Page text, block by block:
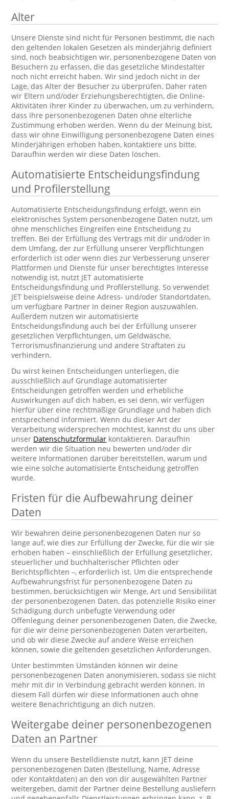
Alter
Unsere Dienste sind nicht für Personen bestimmt, die nach
den geltenden lokalen Gesetzen als minderjährig definiert
sind, noch beabsichtigen wir, personenbezogene Daten von
Besuchern zu erfassen, die das gesetzliche Mindestalter
noch nicht erreicht haben. Wir sind jedoch nicht in der
Lage, das Alter der Besucher zu überprüfen. Daher raten
wir Eltern und/oder Erziehungsberechtigten, die Online-
Aktivitäten ihrer Kinder zu überwachen, um zu verhindern,
dass ihre personenbezogenen Daten ohne elterliche
Zustimmung erhoben werden. Wenn du der Meinung bist,
dass wir ohne Einwilligung personenbezogene Daten eines
Minderjährigen erhoben haben, kontaktiere uns bitte.
Daraufhin werden wir diese Daten löschen.
Automatisierte Entscheidungsfindung
und Profilerstellung
Automatisierte Entscheidungsfindung erfolgt, wenn ein
elektronisches System personenbezogene Daten nutzt, um
ohne menschliches Eingreifen eine Entscheidung zu
treffen. Bei der Erfüllung des Vertrags mit dir und/oder in
dem Umfang, der zur Erfüllung unserer Verpflichtungen
erforderlich ist oder wenn dies zur Verbesserung unserer
Plattformen und Dienste für unser berechtigtes Interesse
notwendig ist, nutzt JET automatisierte
Entscheidungsfindung und Profilerstellung. So verwendet
JET beispielsweise deine Adress- und/oder Standortdaten,
um verfügbare Partner in deiner Region auszuwählen.
Außerdem nutzen wir automatisierte
Entscheidungsfindung auch bei der Erfüllung unserer
gesetzlichen Verpflichtungen, um Geldwäsche,
Terrorismusfinanzierung und andere Straftaten zu
verhindern.
Du wirst keinen Entscheidungen unterliegen, die
ausschließlich auf Grundlage automatisierter
Entscheidungen getroffen werden und erhebliche
Auswirkungen auf dich haben, es sei denn, wir verfügen
hierfür über eine rechtmäßige Grundlage und haben dich
entsprechend informiert. Wenn du dieser Art der
Verarbeitung widersprechen möchtest, kannst du uns über
unser Datenschutzformular kontaktieren. Daraufhin
werden wir die Situation neu bewerten und/oder dir
weitere Informationen darüber bereitstellen, warum und
wie eine solche automatisierte Entscheidung getroffen
wurde.
Fristen für die Aufbewahrung deiner
Daten
Wir bewahren deine personenbezogenen Daten nur so
lange auf, wie dies zur Erfüllung der Zwecke, für die wir sie
erhoben haben – einschließlich der Erfüllung gesetzlicher,
steuerlicher und buchhalterischer Pflichten oder
Berichtspflichten –, erforderlich ist. Um die entsprechende
Aufbewahrungsfrist für personenbezogene Daten zu
bestimmen, berücksichtigen wir Menge, Art und Sensibilität
der personenbezogenen Daten, das potenzielle Risiko einer
Schädigung durch unbefugte Verwendung oder
Offenlegung deiner personenbezogenen Daten, die Zwecke,
für die wir deine personenbezogenen Daten verarbeiten,
und ob wir diese Zwecke auf andere Weise erreichen
können, sowie die geltenden gesetzlichen Anforderungen.
Unter bestimmten Umständen können wir deine
personenbezogenen Daten anonymisieren, sodass sie nicht
mehr mit dir in Verbindung gebracht werden können. In
diesem Fall dürfen wir diese Informationen auch ohne
weitere Benachrichtigung an dich nutzen.
Weitergabe deiner personenbezogenen
Daten an Partner
Wenn du unsere Bestelldienste nutzt, kann JET deine
personenbezogenen Daten (Bestellung, Name, Adresse
oder Kontaktdaten) an den von dir ausgewählten Partner
weitergeben, damit der Partner deine Bestellung ausliefern